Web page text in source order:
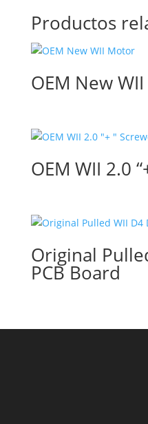
Productos
OEM New
OEM WII 2.0
Original
PCB Board